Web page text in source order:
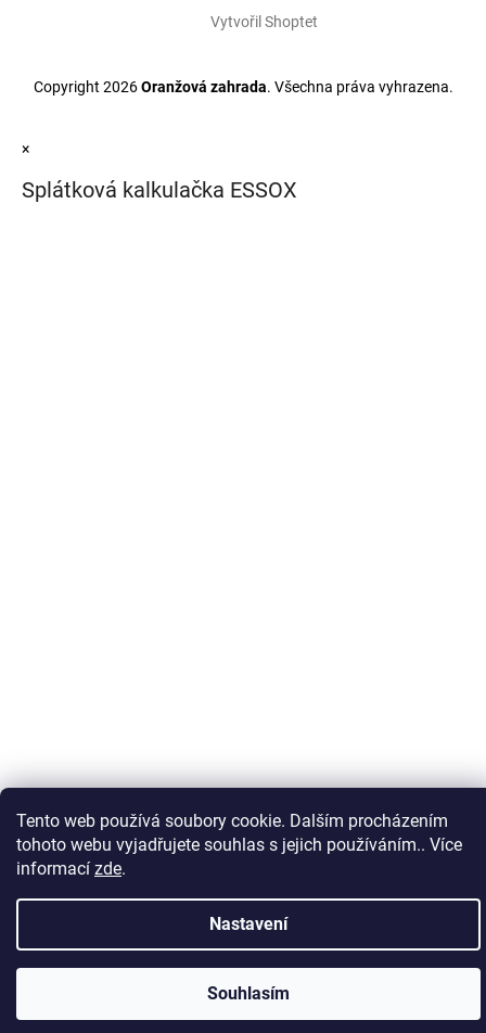
Tento web používá soubory cookie. Dalším procházením
tohoto webu vyjadřujete souhlas s jejich používáním.. Více
informací zde.
Nastavení
Souhlasím
Vytvořil Shoptet
Copyright 2026Oranžová zahrada. Všechna práva vyhrazena.
×
Splátková kalkulačka ESSOX